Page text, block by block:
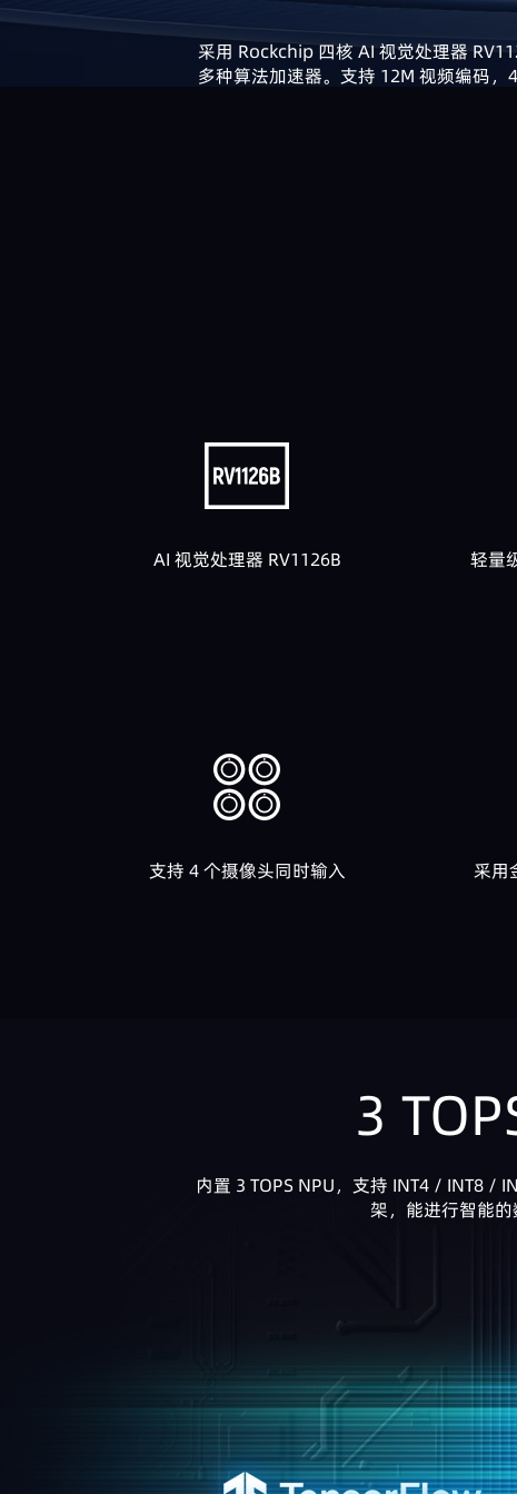
采用 Rockchip 四核 AI 视觉处理器
多种算法加速器。支持 12M 视频编码，
AI 视觉处理器 RV1126B 轻量
支持 4 个摄像头同时输入 采用
3
内置 3 TOPS NPU，支持 INT4 / INT8 /
架，能进行智能